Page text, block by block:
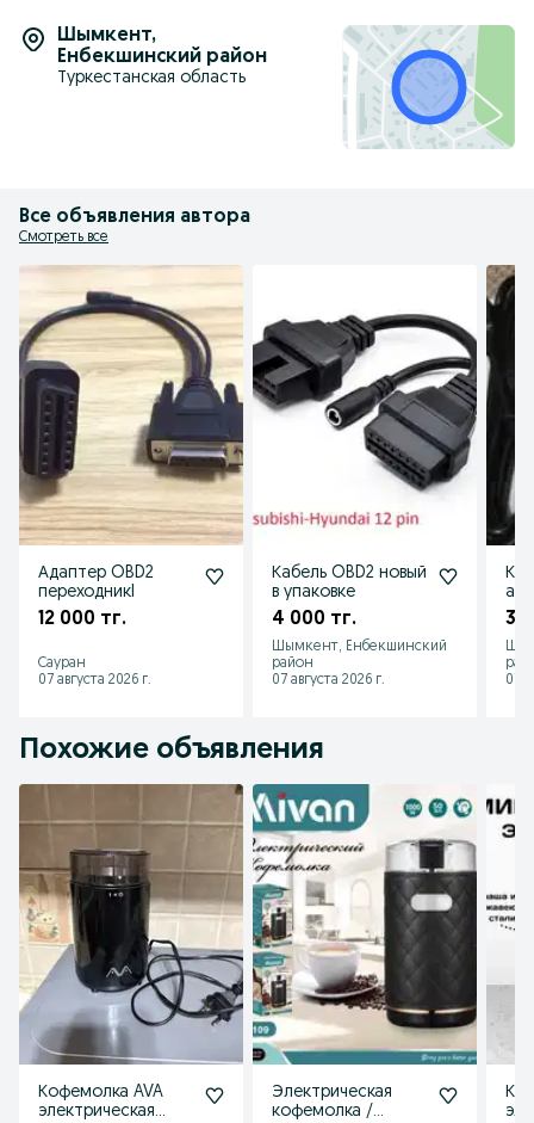
Шымкент,
Енбекшинский район
Туркестанская область
Все объявления автора
Смотреть все
Адаптер OBD2
переходникl
12 000 тг.
Сауран
07 августа 2026 г.
Кабель OBD2 новый
в упаковке
4 000 тг.
Шымкент, Енбекшинский
район
07 августа 2026 г.
30
07
Похожие объявления
Кофемолка AVA
электрическая
Электрическая
кофемолка /